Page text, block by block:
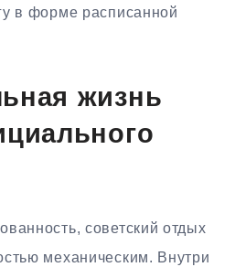
в форме расписанной
жизнь
советский отдых
механическим. Внутри